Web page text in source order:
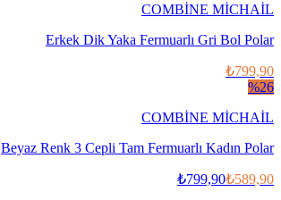
COMBİNE MİCHAİL
Erkek Dik Yaka Fermuarlı Gri Bol Polar
₺799,90
%26
COMBİNE MİCHAİL
Beyaz Renk 3 Cepli Tam Fermuarlı Kadın Polar
₺799,90₺589,90